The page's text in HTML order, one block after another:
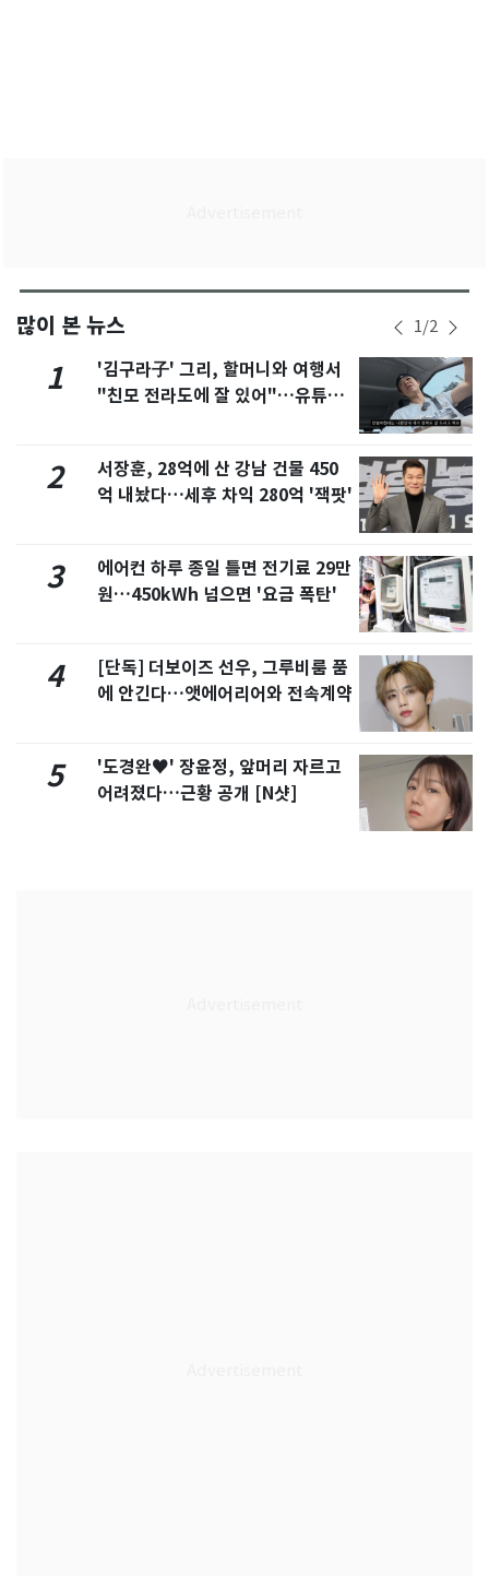
많이 본 뉴스 1/2
1
'김구라子' 그리, 할머니와 여행서
"친모 전라도에 잘 있어"…유튜브
2
서장훈, 28억에 산 강남 건물 450
억 내놨다…세후 차익 280억 '잭팟'
3
에어컨 하루 종일 틀면 전기료 29만
원…450kWh 넘으면 '요금 폭탄'
4
[단독] 더보이즈 선우, 그루비룸 품
에 안긴다…앳에어리어와 전속계약
5
'도경완♥' 장윤정, 앞머리 자르고
어려졌다…근황 공개 [N샷]